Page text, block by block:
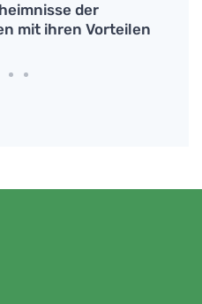
der
mit ihren Vorteilen